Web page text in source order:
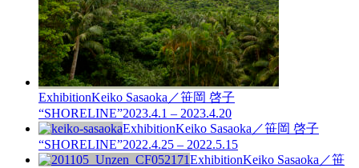
ExhibitionKeiko Sasaoka／笹岡 啓子
“SHORELINE”2023.4.1 – 2023.4.20
ExhibitionKeiko Sasaoka／笹岡 啓子
“SHORELINE”2022.4.25 – 2022.5.15
ExhibitionKeiko Sasaoka／笹